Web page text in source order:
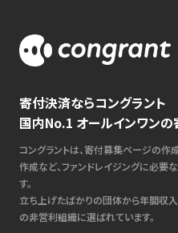
寄付決済ならコングラント
国内No.1 オールインワンの
コングラントは、寄付募集ページの作
作成など、ファンドレイジングに必要
す。
立ち上げたばかりの団体から年間収
の非営利組織に選ばれています。